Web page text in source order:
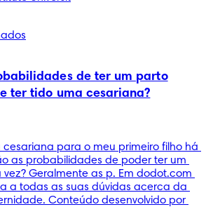
de ter um parto
ter tido uma cesariana?
cesariana para o meu primeiro filho há
as probabilidades de poder ter um
Geralmente as p. Em dodot.com
a todas as suas dúvidas acerca da
Conteúdo desenvolvido por